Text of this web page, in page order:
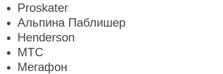
Proskater
Альпина Паблишер
Henderson
МТС
Мегафон